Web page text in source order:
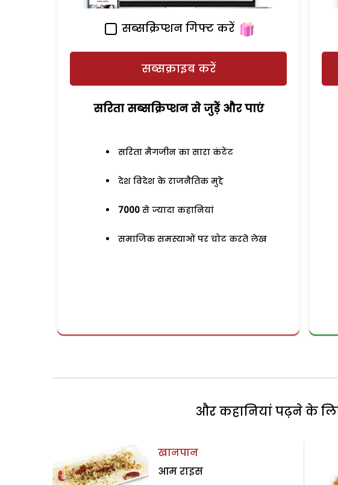
सब्सक्रिप्शन गिफ्ट करें
सब्सक्राइब करें
सरिता सब्सक्रिप्शन से जुड़ेें और पाएं
सरिता मैगजीन का सारा कंटेंट
देश विदेश के राजनैतिक मुद्दे
7000 से ज्यादा कहानियां
समाजिक समस्याओं पर चोट करते लेख
और कहानियां पढ़ने के
खानपान
आम राइस